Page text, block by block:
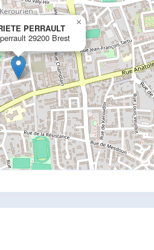
PERRAULT
29200 Brest
×